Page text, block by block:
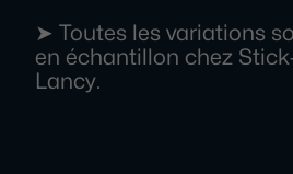
➤ Toutes les variations
en échantillon chez
Lancy.